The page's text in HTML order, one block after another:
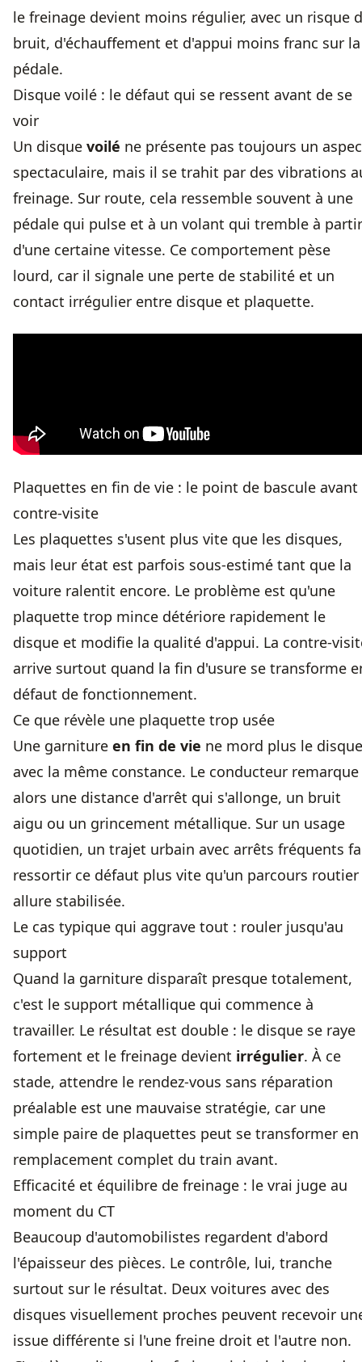
le freinage devient moins régulier, avec un risque
bruit, d'échauffement et d'appui moins franc sur la
pédale.
Disque voilé : le défaut qui se ressent avant de se
voir
Un disque voilé ne présente pas toujours un
spectaculaire, mais il se trahit par des vibrations
freinage. Sur route, cela ressemble souvent à une
pédale qui pulse et à un volant qui tremble à partir
d'une certaine vitesse. Ce comportement pèse
lourd, car il signale une perte de stabilité et un
contact irrégulier entre disque et plaquette.
Plaquettes en fin de vie : le point de bascule avant
contre-visite
Les plaquettes s'usent plus vite que les disques,
mais leur état est parfois sous-estimé tant que la
voiture ralentit encore. Le problème est qu'une
plaquette trop mince détériore rapidement le
disque et modifie la qualité d'appui. La contre-
arrive surtout quand la fin d'usure se transforme
défaut de fonctionnement.
Ce que révèle une plaquette trop usée
Une garniture en fin de vie ne mord plus le disque
avec la même constance. Le conducteur remarque
alors une distance d'arrêt qui s'allonge, un bruit
aigu ou un grincement métallique. Sur un usage
quotidien, un trajet urbain avec arrêts fréquents
ressortir ce défaut plus vite qu'un parcours routier
allure stabilisée.
Le cas typique qui aggrave tout : rouler jusqu'au
support
Quand la garniture disparaît presque totalement,
c'est le support métallique qui commence à
travailler. Le résultat est double : le disque se raye
fortement et le freinage devient irrégulier. À ce
stade, attendre le rendez-vous sans réparation
préalable est une mauvaise stratégie, car une
simple paire de plaquettes peut se transformer en
remplacement complet du train avant.
Efficacité et équilibre de freinage : le vrai juge au
moment du CT
Beaucoup d'automobilistes regardent d'abord
l'épaisseur des pièces. Le contrôle, lui, tranche
surtout sur le résultat. Deux voitures avec des
disques visuellement proches peuvent recevoir
issue différente si l'une freine droit et l'autre non.